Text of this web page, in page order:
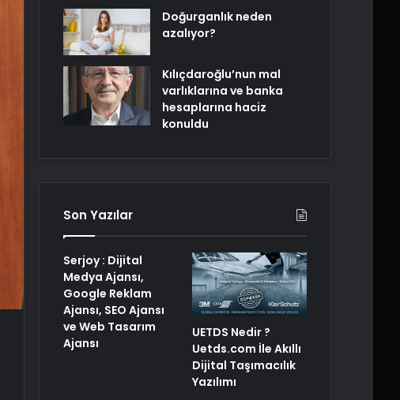
Doğurganlık neden
azalıyor?
Kılıçdaroğlu’nun mal
varlıklarına ve banka
hesaplarına haciz
konuldu
Son Yazılar
Serjoy : Dijital
Medya Ajansı,
Google Reklam
Ajansı, SEO Ajansı
ve Web Tasarım
Ajansı
UETDS Nedir ?
Uetds.com İle Akıllı
Dijital Taşımacılık
Yazılımı